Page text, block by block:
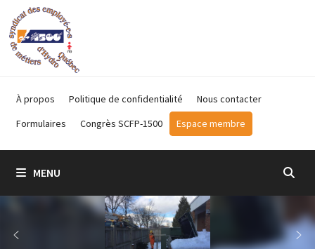
Passer
au
contenu
À propos Politique de confidentialité
Nous contacter
Formulaires
Congrès SCFP-1500 Espace membre
MENU